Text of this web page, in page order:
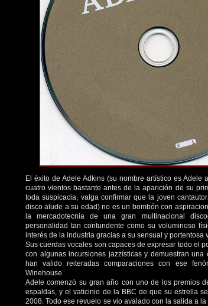
El éxito de Adele Adkins (su nombre artístico es Adele
cuatro vientos bastante antes de la aparición de su
toda suspicacia, valga confirmar que la joven
disco alude a su edad) no es un bombón con
la mercadotecnia de una gran multinacional
personalidad tan contundente como su voluminoso
interés de la industria gracias a su sensual y portentosa
Sus cuerdas vocales son capaces de expresar todo el
con algunas incursiones jazzísticas y demuestran
han valido reiteradas comparaciones con ese
Winehouse.
Adele comenzó su gran año con uno de los premios
espaldas, y el vaticinio de la BBC de que su estrella
2008. Todo ese revuelo se vio avalado con la salida a